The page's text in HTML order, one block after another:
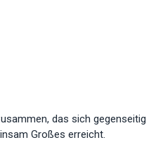
das sich gegenseitig
Großes erreicht.